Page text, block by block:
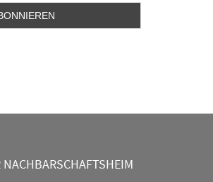
NACHBARSCHAFTSHEIM